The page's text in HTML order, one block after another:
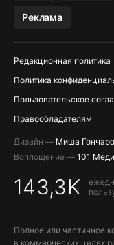
Реклама
Редакционная политика
Политика
Пользовательское
Правообладателям
Дизайн — Миша
Воплощение — 101
143,3K
Полное или частичное
в коммерческих целях